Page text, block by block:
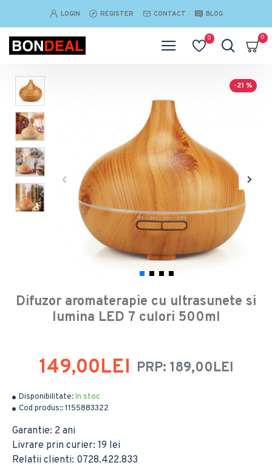
LOGIN REGISTER CONTACT BLOG
0 0
-21 %
Difuzor aromaterapie cu ultrasunete si
lumina LED 7 culori 500ml
Disponibilitate:In stoc
Cod produs::1155883322
PRP: 189,00LEI
149,00LEI
Garantie: 2 ani
Livrare prin curier: 19 lei
Relatii clienti: 0728.422.833